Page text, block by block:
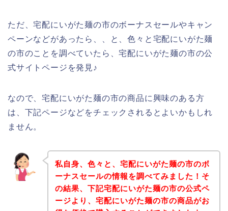
ただ、宅配にいがた麺の市のボーナスセールやキャン
ペーンなどがあったら、、と、色々と宅配にいがた麺
の市のことを調べていたら、宅配にいがた麺の市の公
式サイトページを発見♪
なので、宅配にいがた麺の市の商品に興味のある方
は、下記ページなどをチェックされるとよいかもしれ
ません。
私自身、色々と、宅配にいがた麺の市のボ
ーナスセールの情報を調べてみました！そ
の結果、下記宅配にいがた麺の市の公式ペ
ージより、宅配にいがた麺の市の商品がお